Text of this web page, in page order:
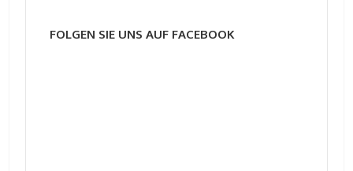
FOLGEN SIE UNS AUF FACEBOOK